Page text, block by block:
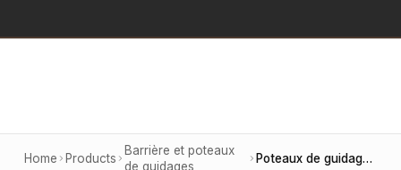
Home Products
Barrière et poteaux
de guidages
Poteaux de guidage à sangle personnalisée avec votre logo